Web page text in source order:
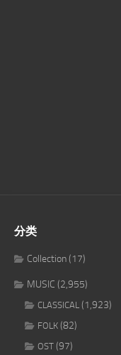
分类
Collection(17)
MUSIC (2,955)
CLASSICAL (1,923)
FOLK (82)
OST (97)